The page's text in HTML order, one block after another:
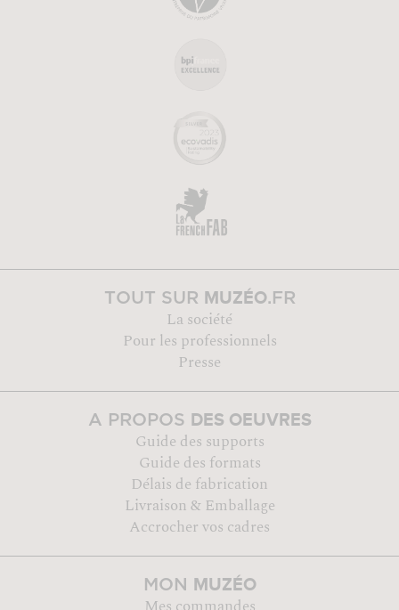
TOUT SUR MUZÉO.FR
La société
Pour les professionnels
Presse
A PROPOS DES OEUVRES
Guide des supports
Guide des formats
Délais de fabrication
Livraison & Emballage
Accrocher vos cadres
MON MUZÉO